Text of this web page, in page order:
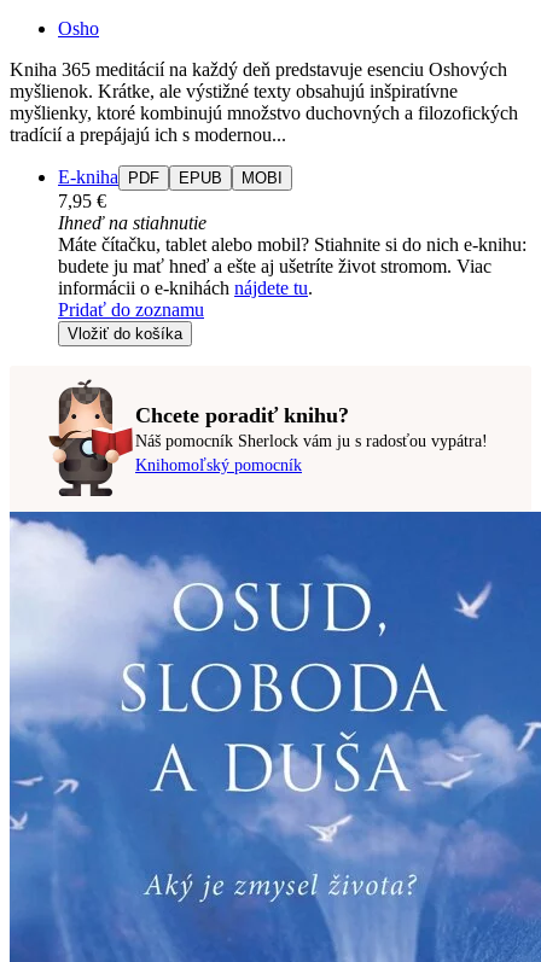
Osho
Kniha 365 meditácií na každý deň predstavuje esenciu Oshových
myšlienok. Krátke, ale výstižné texty obsahujú inšpiratívne
myšlienky, ktoré kombinujú množstvo duchovných a filozofických
tradícií a prepájajú ich s modernou...
E-kniha PDF EPUB MOBI
7,95 €
Ihneď na stiahnutie
Máte čítačku, tablet alebo mobil? Stiahnite si do nich e-knihu:
budete ju mať hneď a ešte aj ušetríte život stromom. Viac
informácii o e-knihách nájdete tu.
Pridať do zoznamu
Vložiť do košíka
Chcete poradiť knihu?
Náš pomocník Sherlock vám ju s radosťou vypátra!
Knihomoľský pomocník